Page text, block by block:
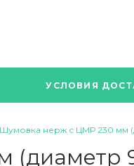
УСЛОВИЯ
Шумовка нерж с ЦМР 230 мм